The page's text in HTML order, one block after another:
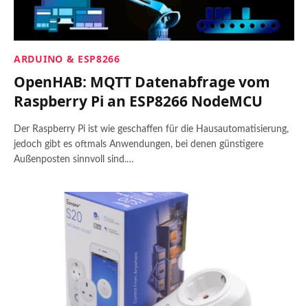
ARDUINO & ESP8266
OpenHAB: MQTT Datenabfrage vom
Raspberry Pi an ESP8266 NodeMCU
Der Raspberry Pi ist wie geschaffen für die Hausautomatisierung,
jedoch gibt es oftmals Anwendungen, bei denen günstigere
Außenposten sinnvoll sind.…